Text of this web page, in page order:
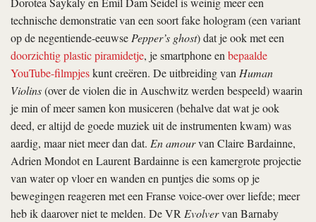
technische demonstratie van een soort fake hologram (een variant
op de negentiende-eeuwsePepper’s ghost) dat je ook met een
doorzichtig plastic piramidetje, je smartphone enbepaalde
YouTube-filmpjeskunt creëren. De uitbreiding vanHuman
Violins(over de violen die in Auschwitz werden bespeeld) waarin
je min of meer samen kon musiceren (behalve dat wat je ook
deed, er altijd de goede muziek uit de instrumenten kwam) was
aardig, maar niet meer dan dat. En amourvan Claire Bardainne,
Adrien Mondot en Laurent Bardainne is een kamergrote projectie
van water op vloer en wanden en puntjes die soms op je
bewegingen reageren met een Franse voice-over over liefde; meer
heb ik daarover niet te melden. De VREvolvervan Barnaby